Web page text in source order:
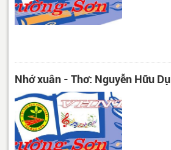
Nhớ xuân - Thơ: Nguyễn Hữu Dụ